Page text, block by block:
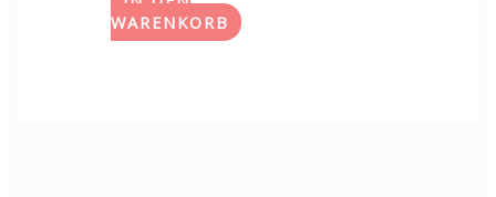
WARENKORB